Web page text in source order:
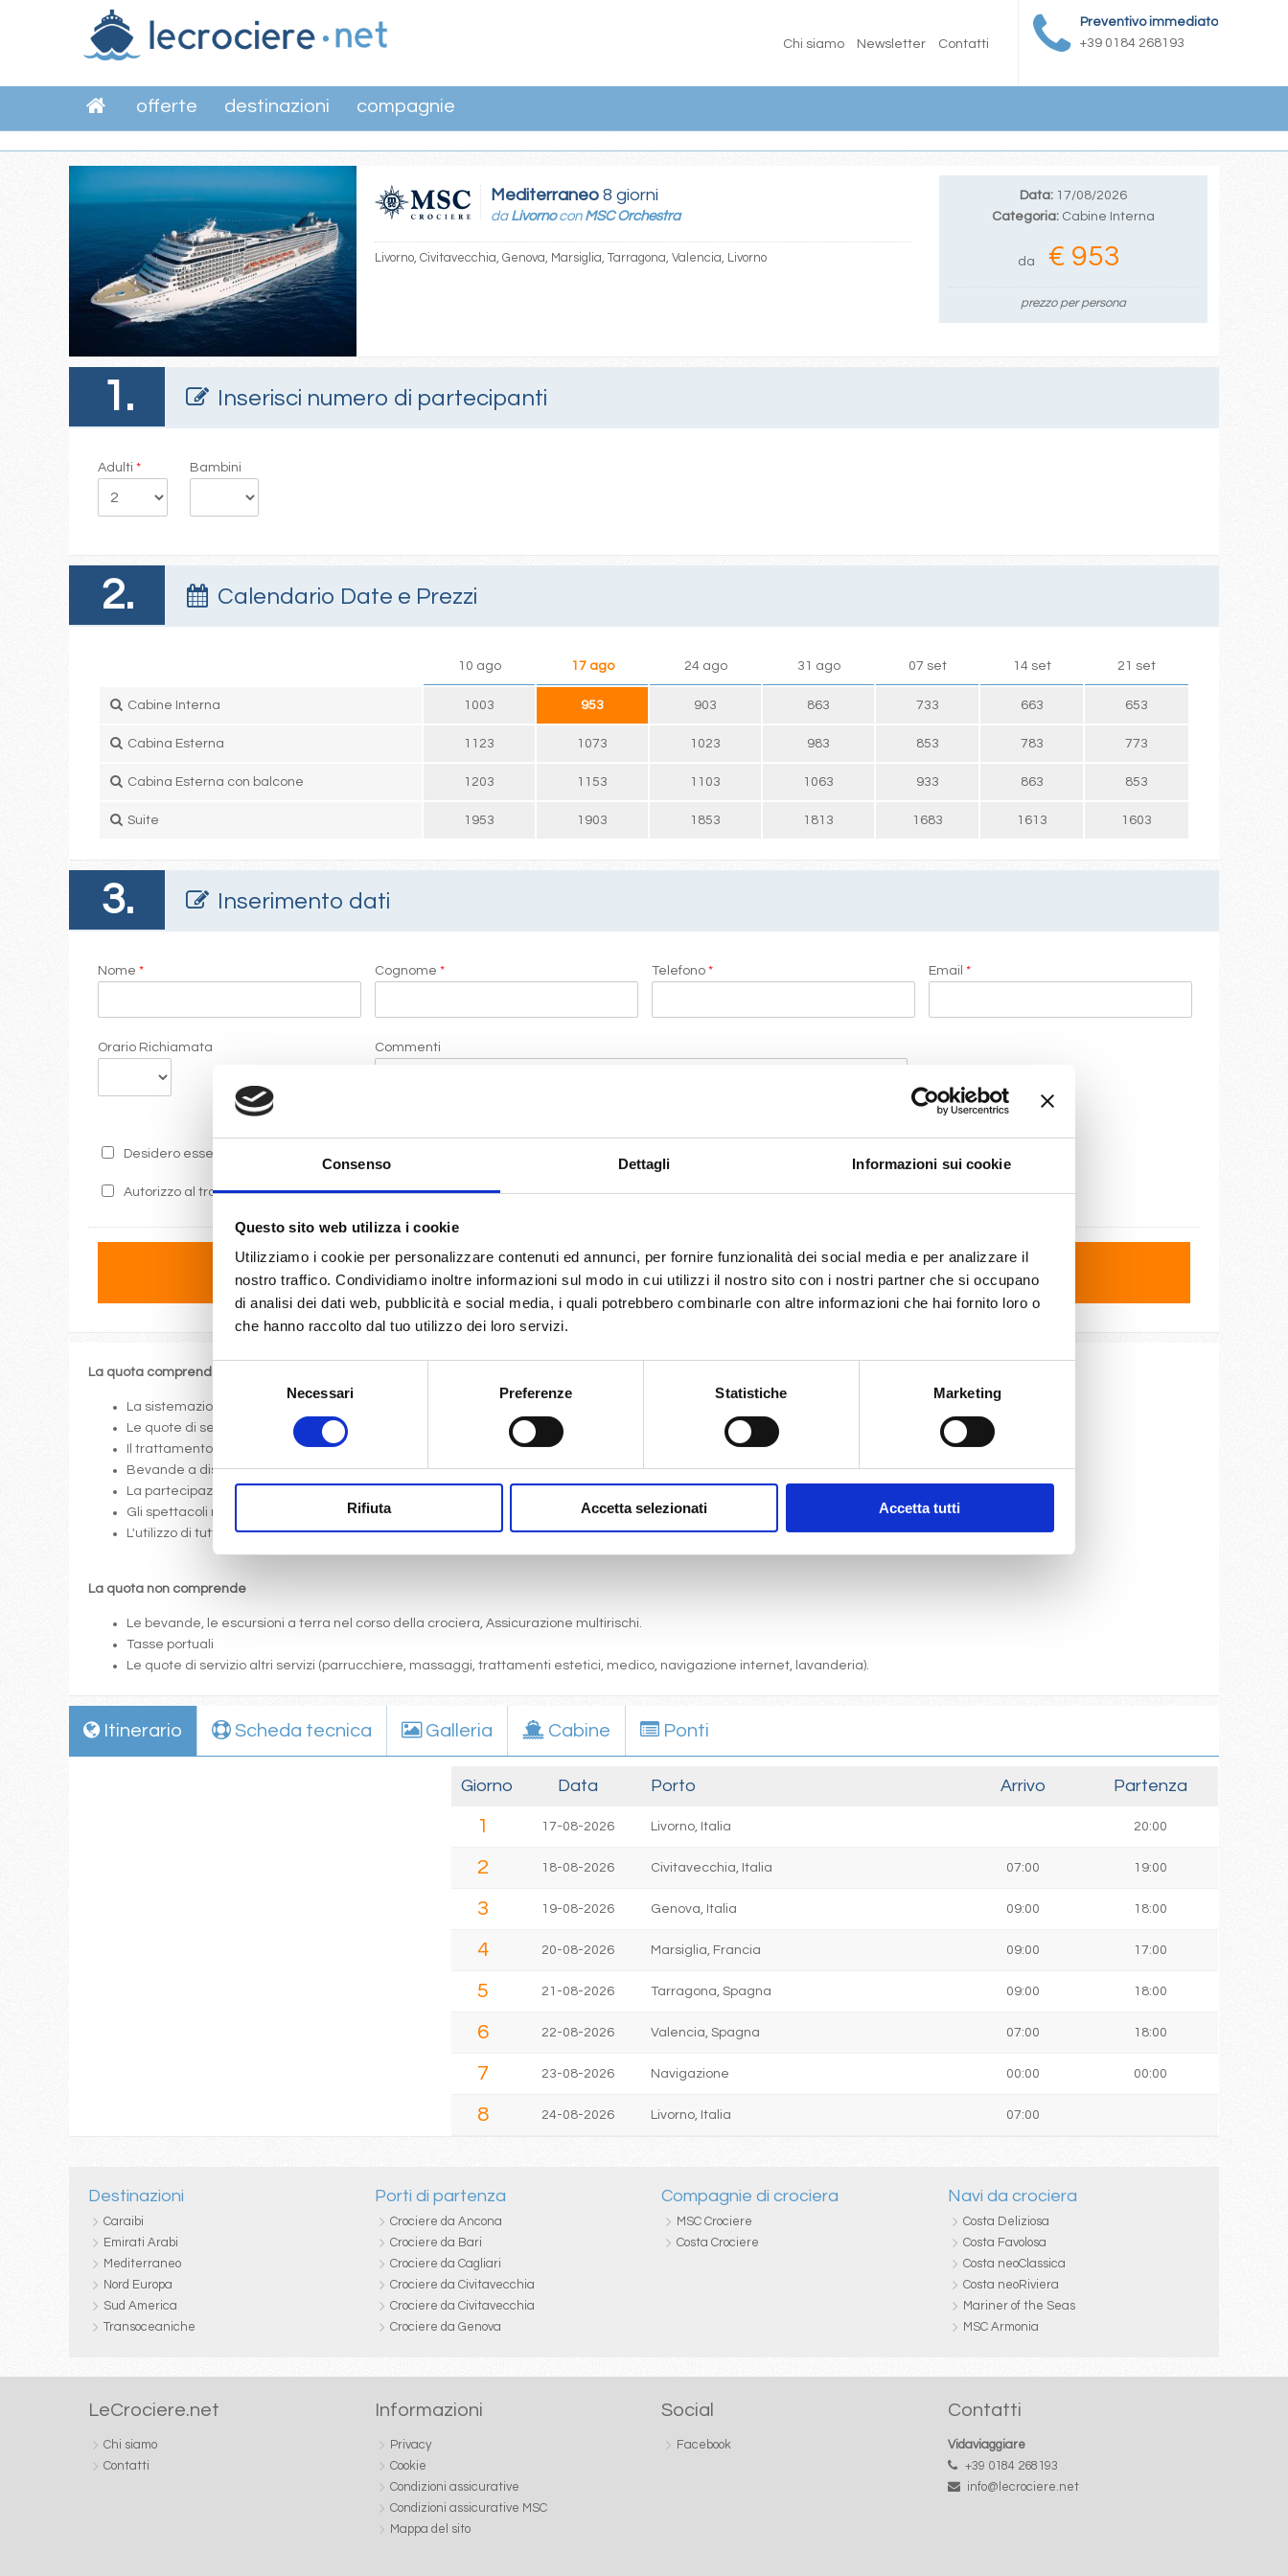
Consenso Dettagli Informazioni sui cookie
Questo sito web utilizza i cookie
Utilizziamo i cookie per personalizzare contenuti ed annunci, per fornire funzionalità dei social media e per analizzare il
nostro traffico. Condividiamo inoltre informazioni sul modo in cui utilizzi il nostro sito con i nostri partner che si occupano
di analisi dei dati web, pubblicità e social media, i quali potrebbero combinarle con altre informazioni che hai fornito loro o
che hanno raccolto dal tuo utilizzo dei loro servizi.
Necessari Preferenze Statistiche Marketing
Rifiuta Accetta selezionati Accetta tutti
Preventivo immediato
+39 0184 268193
Chi siamo Newsletter Contatti
offerte destinazioni compagnie
Mediterraneo 8 giorni
da Livornocon MSC Orchestra
Livorno, Civitavecchia, Genova, Marsiglia, Tarragona, Valencia, Livorno
Data: 17/08/2026
Categoria: Cabine Interna
da € 953
prezzo per persona
1. Inserisci numero di partecipanti
Adulti * Bambini
2. Calendario Date e Prezzi
10 ago 17 ago 24 ago 31 ago 07 set 14 set 21 set
Cabine Interna 1003 953 903 863 733 663 653
Cabina Esterna 1123 1073 1023 983 853 783 773
Cabina Esterna con balcone 1203 1153 1103 1063 933 863 853
Suite 1953 1903 1853 1813 1683 1613 1603
3. Inserimento dati
Nome * Cognome * Telefono * Email *
Orario Richiamata Commenti
Desidero essere informato sulle ultime promozioni di LeCrociere.
Autorizzo al trattamento dei miei dati secondo i termini di legge(D.Lgs 196/2003)
RICHIEDI PREVENTIVO
La quota comprende
La sistemazione nella cabina prescelta dotata di ogni comfort: servizi privati, aria condizionata, telefono, TV via satellite e cassaforte.
Le quote di servizio (mance)
Il trattamento di pensione completa a bordo (colazione, pranzo, cena a buffet o nei ristoranti principali ).
Bevande a dispenser, serata di Gala con menù particolare.
La partecipazione a tutte le attività di animazione (giochi, concorsi, tornei, feste, serate a tema).
Gli spettacoli musicali o di cabaret nel teatro di bordo, i balli e le feste in programma tutte le sere durante la crociera.
L'utilizzo di tutte le attrezzature della nave: piscine, lettini, teli mare, palestra, vasche idromassaggio, biblioteca, discoteca.
La quota non comprende
Le bevande, le escursioni a terra nel corso della crociera, Assicurazione multirischi.
Tasse portuali
Le quote di servizio altri servizi (parrucchiere, massaggi, trattamenti estetici, medico, navigazione internet, lavanderia).
Itinerario Scheda tecnica Galleria Cabine Ponti
Giorno Data Porto Arrivo Partenza
1 17-08-2026 Livorno, Italia 20:00
2 18-08-2026 Civitavecchia, Italia 07:00 19:00
3 19-08-2026 Genova, Italia 09:00 18:00
4 20-08-2026 Marsiglia, Francia 09:00 17:00
5 21-08-2026 Tarragona, Spagna 09:00 18:00
6 22-08-2026 Valencia, Spagna 07:00 18:00
7 23-08-2026 Navigazione 00:00 00:00
8 24-08-2026 Livorno, Italia 07:00
Destinazioni
Caraibi
Emirati Arabi
Mediterraneo
Nord Europa
Sud America
Transoceaniche
Porti di partenza
Crociere da Ancona
Crociere da Bari
Crociere da Cagliari
Crociere da Civitavecchia
Crociere da Civitavecchia
Crociere da Genova
Compagnie di crociera
MSC Crociere
Costa Crociere
Navi da crociera
Costa Deliziosa
Costa Favolosa
Costa neoClassica
Costa neoRiviera
Mariner of the Seas
MSC Armonia
LeCrociere.net
Chi siamo
Contatti
Informazioni
Privacy
Cookie
Condizioni assicurative
Condizioni assicurative MSC
Mappa del sito
Social
Facebook
Contatti
Vidaviaggiare
+39 0184 268193
info@lecrociere.net